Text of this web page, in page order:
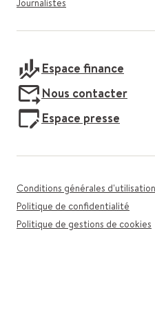
Journalistes
Espace finance
Nous contacter
Espace presse
Conditions générales d'utilisation
Politique de confidentialité
Politique de gestions de cookies